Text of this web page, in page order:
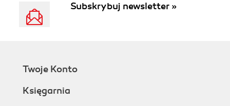
Subskrybuj newsletter »
Twoje Konto
Księgarnia